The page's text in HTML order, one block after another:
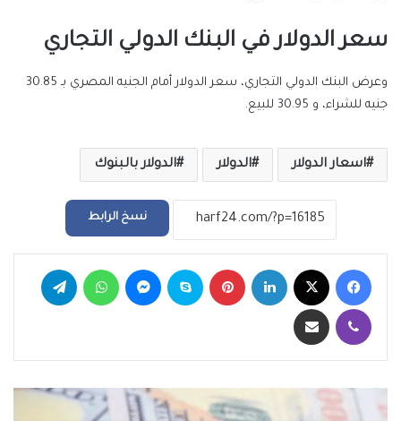
سعر الدولار في البنك الدولي التجاري
وعرض البنك الدولي التجاري، سعر الدولار أمام الجنيه المصري بـ 30.85
جنيه للشراء، و 30.95 للبيع.
اسعار الدولار الدولار الدولار بالبنوك
نسخ الرابط
فيسبوك لينكدإن بينتيريست سكايب ماسنجر واتساب
ڤايبر مشاركة عبر البريد